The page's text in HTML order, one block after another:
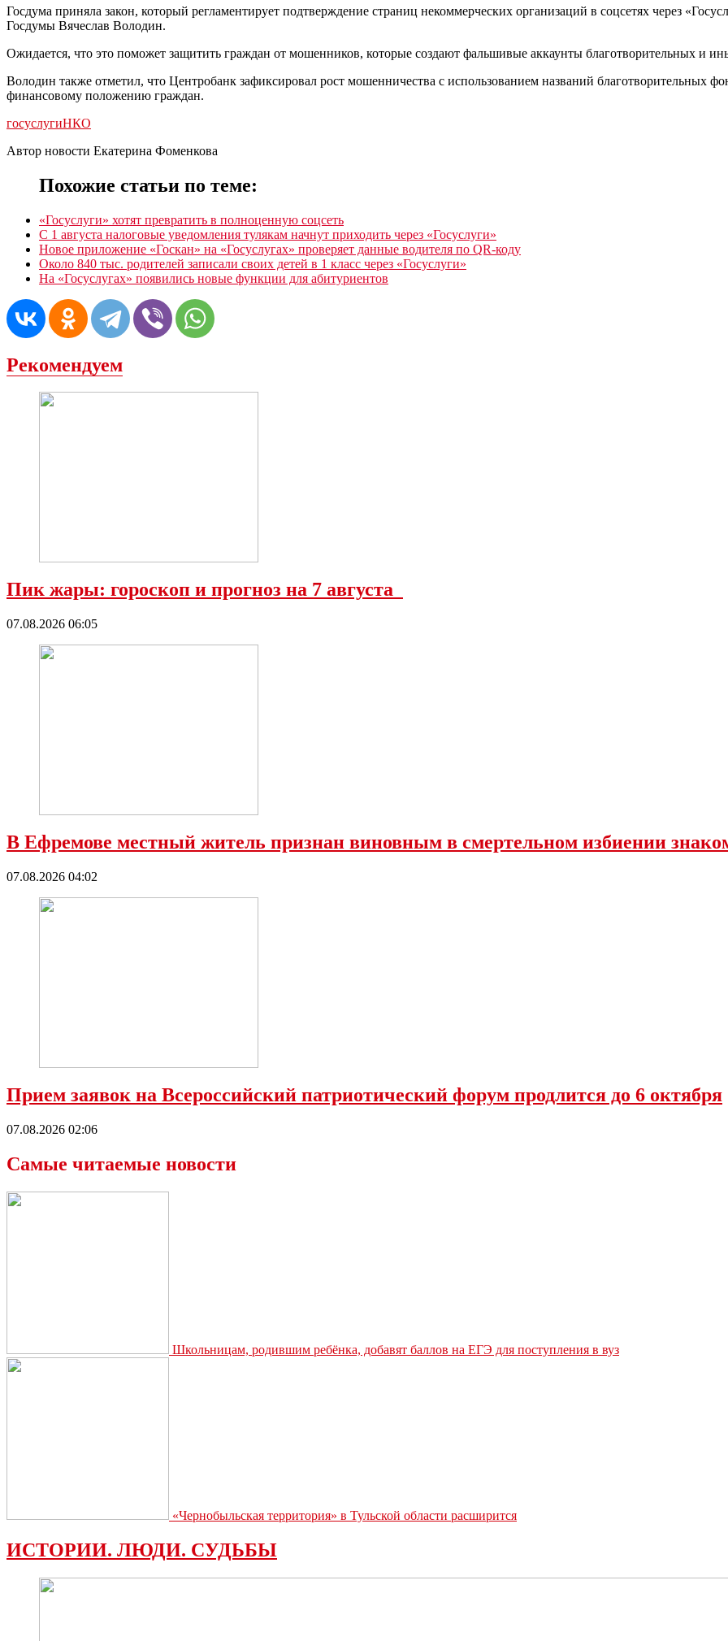
Госдума приняла закон, который регламентирует подтверждение страниц некоммерческих организаций в соцсетях через
Госдумы Вячеслав Володин.
Ожидается, что это поможет защитить граждан от мошенников, которые создают фальшивые аккаунты благотворительных и
Володин также отметил, что Центробанк зафиксировал рост мошенничества с использованием названий благотворительных
финансовому положению граждан.
госуслугиНКО
Автор новости Екатерина Фоменкова
Похожие статьи по теме:
«Госуслуги» хотят превратить в полноценную соцсеть
С 1 августа налоговые уведомления тулякам начнут приходить через «Госуслуги»
Новое приложение «Госкан» на «Госуслугах» проверяет данные водителя по QR-коду
Около 840 тыс. родителей записали своих детей в 1 класс через «Госуслуги»
На «Госуслугах» появились новые функции для абитуриентов
Рекомендуем
Пик жары: гороскоп и прогноз на 7 августа
07.08.2026 06:05
В Ефремове местный житель признан виновным в смертельном избиении
07.08.2026 04:02
Прием заявок на Всероссийский патриотический форум продлится до 6 октября
07.08.2026 02:06
Самые читаемые новости
Школьницам, родившим ребёнка, добавят баллов на ЕГЭ для поступления в вуз
«Чернобыльская территория» в Тульской области расширится
ИСТОРИИ. ЛЮДИ. СУДЬБЫ